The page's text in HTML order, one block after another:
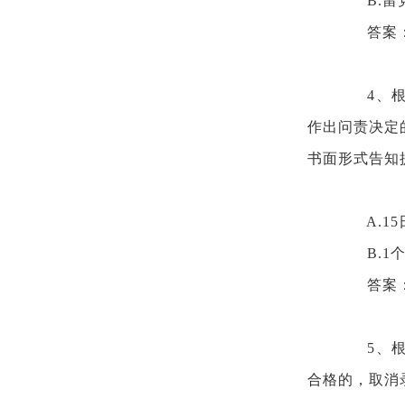
答案
4、
作出问责决
书面形式告知
A.15
B.1
答案
5、
合格的，取消